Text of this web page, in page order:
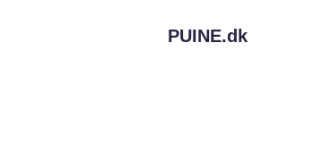
PUINE.dk